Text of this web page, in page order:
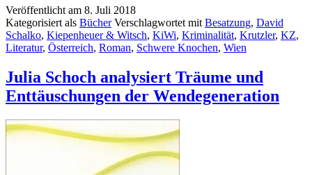
Veröffentlicht am 8. Juli 2018
Kategorisiert als Bücher Verschlagwortet mitBesatzung, David
Schalko, Kiepenheuer & Witsch, KiWi, Kriminalität, Krutzler, KZ,
Literatur, Österreich, Roman, Schwere Knochen, Wien
Julia Schoch analysiert Träume und
Enttäuschungen der Wendegeneration